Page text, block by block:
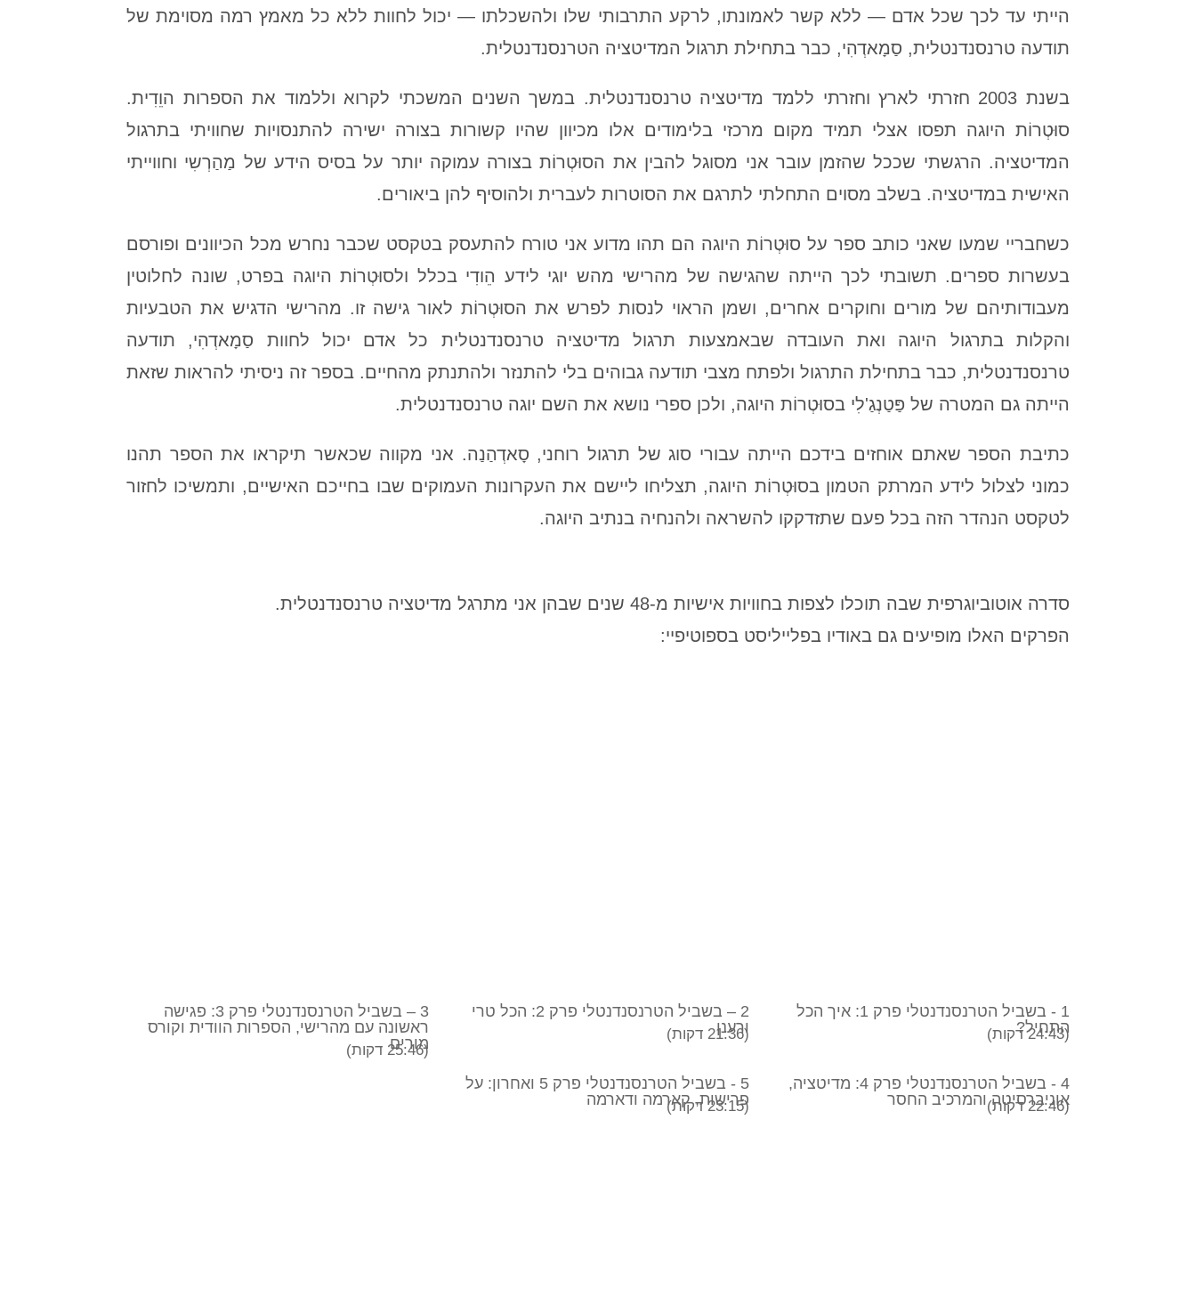
הייתי עד לכך שכל אדם — ללא קשר לאמונתו, לרקע התרבותי שלו ולהשכלתו — יכול לחוות ללא כל מאמץ רמה מסוימת של
תודעה טרנסנדנטלית, סַמָאדְהִי, כבר בתחילת תרגול המדיטציה הטרנסנדנטלית.
בשנת 2003 חזרתי לארץ וחזרתי ללמד מדיטציה טרנסנדנטלית. במשך השנים המשכתי לקרוא וללמוד את הספרות הוֵדִית.
סוּטְרוֹת היוגה תפסו אצלי תמיד מקום מרכזי בלימודים אלו מכיוון שהיו קשורות בצורה ישירה להתנסויות שחוויתי בתרגול
המדיטציה. הרגשתי שככל שהזמן עובר אני מסוגל להבין את הסוּטְרוֹת בצורה עמוקה יותר על בסיס הידע של מַהַרְשִי וחווייתי
האישית במדיטציה. בשלב מסוים התחלתי לתרגם את הסוטרות לעברית ולהוסיף להן ביאורים.
כשחבריי שמעו שאני כותב ספר על סוּטְרוֹת היוגה הם תהו מדוע אני טורח להתעסק בטקסט שכבר נחרש מכל הכיוונים ופורסם
בעשרות ספרים. תשובתי לכך הייתה שהגישה של מהרישי מהש יוגי לידע הֵודִי בכלל ולסוּטְרוֹת היוגה בפרט, שונה לחלוטין
מעבודותיהם של מורים וחוקרים אחרים, ושמן הראוי לנסות לפרש את הסוּטְרוֹת לאור גישה זו. מהרישי הדגיש את הטבעיות
והקלות בתרגול היוגה ואת העובדה שבאמצעות תרגול מדיטציה טרנסנדנטלית כל אדם יכול לחוות סַמָאדְהִי, תודעה
טרנסנדנטלית, כבר בתחילת התרגול ולפתח מצבי תודעה גבוהים בלי להתנזר ולהתנתק מהחיים. בספר זה ניסיתי להראות שזאת
הייתה גם המטרה של פַּטַנְגַ'לִי בסוּטְרוֹת היוגה, ולכן ספרי נושא את השם יוגה טרנסנדנטלית.
כתיבת הספר שאתם אוחזים בידכם הייתה עבורי סוג של תרגול רוחני, סָאדְהַנַה. אני מקווה שכאשר תיקראו את הספר תהנו
כמוני לצלול לידע המרתק הטמון בסוּטְרוֹת היוגה, תצליחו ליישם את העקרונות העמוקים שבו בחייכם האישיים, ותמשיכו לחזור
לטקסט הנהדר הזה בכל פעם שתזדקקו להשראה ולהנחיה בנתיב היוגה.
סדרה אוטוביוגרפית שבה תוכלו לצפות בחוויות אישיות מ-48 שנים שבהן אני מתרגל מדיטציה טרנסנדנטלית.
הפרקים האלו מופיעים גם באודיו בפלייליסט בספוטיפיי:
1 - בשביל הטרנסנדנטלי פרק 1: איך הכל
התחיל?
(24:43 דקות)
2 – בשביל הטרנסנדנטלי פרק 2: הכל טרי
ורענן
(21:36 דקות)
3 – בשביל הטרנסנדנטלי פרק 3: פגישה
ראשונה עם מהרישי, הספרות הוודית וקורס
מורים
(25:46 דקות)
4 - בשביל הטרנסנדנטלי פרק 4: מדיטציה,
אוניברסיטה והמרכיב החסר
(22:46 דקות)
5 - בשביל הטרנסנדנטלי פרק 5 ואחרון: על
פרישות, קארמה ודארמה
(23:15 דקות)